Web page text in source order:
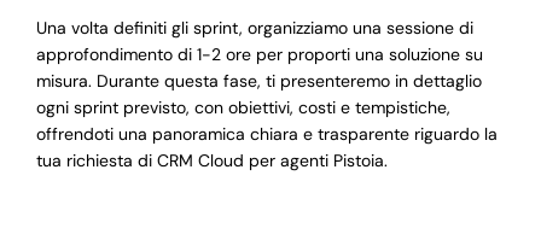
Una volta definiti gli sprint, organizziamo una sessione di
approfondimento di 1-2 ore per proporti una soluzione su
misura. Durante questa fase, ti presenteremo in dettaglio
ogni sprint previsto, con obiettivi, costi e tempistiche,
offrendoti una panoramica chiara e trasparente riguardo la
tua richiesta di CRM Cloud per agenti Pistoia.